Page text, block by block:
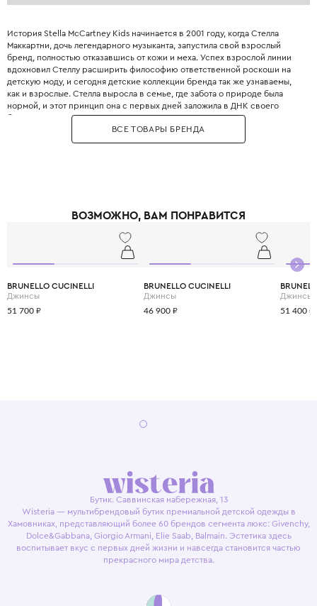
История Stella McCartney Kids начинается в 2001 году, когда Стелла
Маккартни, дочь легендарного музыканта, запустила свой взрослый
бренд, полностью отказавшись от кожи и меха. Успех взрослой линии
вдохновил Стеллу расширить философию ответственной роскоши на
детскую моду, и сегодня детские коллекции бренда так же узнаваемы,
как и взрослые. Стелла выросла в семье, где забота о природе была
нормой, и этот принцип она с первых дней заложила в ДНК своего
бренда. Бренд использует только инновационные экологичные
материалы: органический хлопок, переработанный полиэстер, вискозу
из вторичного сырья и запатентованные веганские материалы. Яркие
принципам slow fashion: каждая вещь остаётся актуальной не один
ВСЕ ТОВАРЫ БРЕНДА
ВОЗМОЖНО, ВАМ ПОНРАВИТСЯ
BRUNELLO CUCINELLI
Джинсы
51 700 ₽
BRUNELLO CUCINELLI
Джинсы
46 900 ₽
Джинсы
51 400 ₽
Бутик. Саввинская набережная, 13
Wisteria — мультибрендовый бутик премиальной детской одежды в
Хамовниках, представляющий более 60 брендов сегмента люкс: Givenchy,
Dolce&Gabbana, Giorgio Armani, Elie Saab, Balmain. Эстетика здесь
воспитывает вкус с первых дней жизни и навсегда становится частью
прекрасного мира детства.